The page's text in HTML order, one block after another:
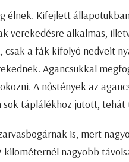
élnek. Kifejlett
verekedésre alkalmas,
a fák kifolyó nedveit
Agancsukkal
A nőstények az
táplálékhoz jutott,
is, mert
kilométernél nagyobb